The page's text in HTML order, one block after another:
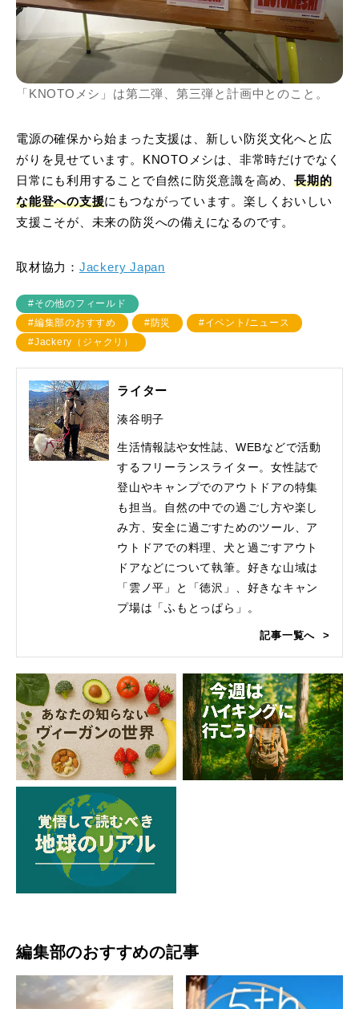
「KNOTOメシ」は第二弾、第三弾と計画中とのこと。
電源の確保から始まった支援は、新しい防災文化へと広
がりを見せています。KNOTOメシは、非常時だけでなく
日常にも利用することで自然に防災意識を高め、長期的
な能登への支援にもつながっています。楽しくおいしい
支援こそが、未来の防災への備えになるのです。
取材協力： Jackery Japan
#その他のフィールド
#編集部のおすすめ
#防災
#イベント/ニュース
#Jackery（ジャクリ）
ライター
湊谷明子
生活情報誌や女性誌、WEBなどで活動
するフリーランスライター。女性誌で
登山やキャンプでのアウトドアの特集
も担当。自然の中での過ごし方や楽し
み方、安全に過ごすためのツール、ア
ウトドアでの料理、犬と過ごすアウト
ドアなどについて執筆。好きな山域は
「雲ノ平」と「徳沢」、好きなキャン
プ場は「ふもとっぱら」。
記事一覧へ
編集部のおすすめの記事